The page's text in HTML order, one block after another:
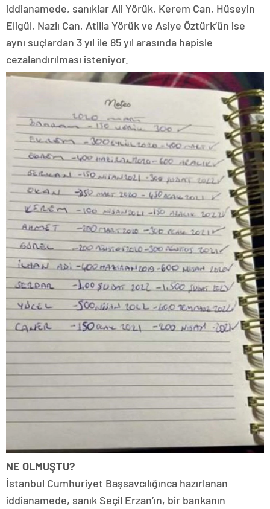
iddianamede, sanıklar Ali Yörük, Kerem Can, Hüseyin
Eligül, Nazlı Can, Atilla Yörük ve Asiye Öztürk’ün ise
aynı suçlardan 3 yıl ile 85 yıl arasında hapisle
cezalandırılması isteniyor.
NE OLMUŞTU?
İstanbul Cumhuriyet Başsavcılığınca hazırlanan
iddianamede, sanık Seçil Erzan’ın, bir bankanın